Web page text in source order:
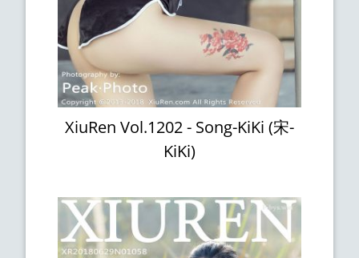
XiuRen Vol.1202 - Song-KiKi (宋-
KiKi)